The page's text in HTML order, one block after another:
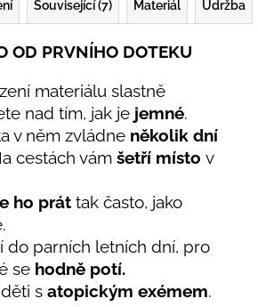
Související (7) Materiál Údržba
OD PRVNÍHO DOTEKU
materiálu slastně
nad tím, jak je jemné.
v něm zvládne několik dní
cestách vám šetří místo v
ho prát tak často, jako
do parních letních dní, pro
se hodně potí.
s atopickým exémem.